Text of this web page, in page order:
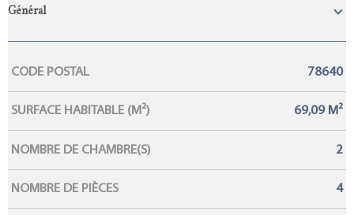
Général
Caractérisque Valeurs
CODE POSTAL 78640
SURFACE HABITABLE (M²) 69,09 M²
NOMBRE DE CHAMBRE(S) 2
NOMBRE DE PIÈCES 4